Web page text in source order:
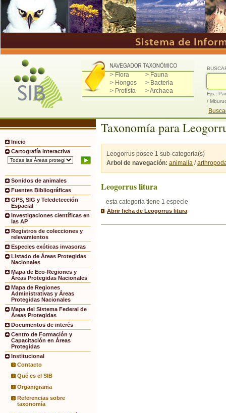
> Flora
> Fauna
> Hongos
> Bacteria
> Protista
> Archaea
Ejs.:
/
Inicio
Cartografía interactiva
Sonidos de animales
Fuentes Bibliográficas
GPS, SIG y Teledetección
Espacial
Investigaciones científicas en
las AP
Registros de colecciones y
relevamientos
Especies exóticas invasoras
Listado de Áreas Protegidas
Nacionales
Mapa de Eco-Regiones y
Áreas Protegidas Nacionales
Mapa de Regiones
Administrativas y Áreas
Protegidas Nacionales
Mapa del Sistema Federal de
Áreas Protegidas
Documentos de interés
Centro de Formación y
Capacitación en Áreas
Protegidas
Institucional
Contacto
Qué es el SIB
Organigrama
Referencias sobre
taxonomía
Taxonomía para
Leogorrus posee 1 sub-categoría(s)
Arbol de navegación: animalia /
Leogorrus litura
esta categoría tiene 1 especie
Abrir ficha de Leogorrus litura